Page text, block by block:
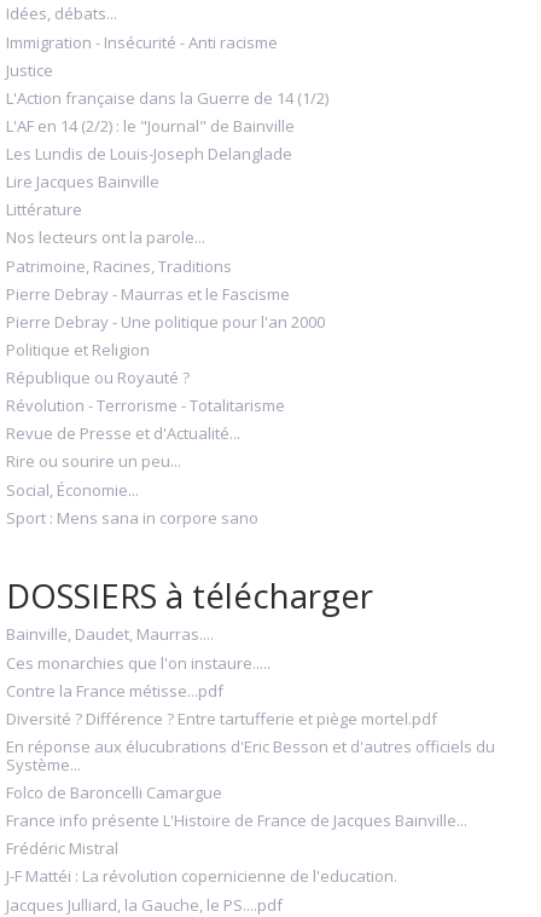
Idées, débats...
Immigration - Insécurité - Anti racisme
Justice
L'Action française dans la Guerre de 14 (1/2)
L'AF en 14 (2/2) : le "Journal" de Bainville
Les Lundis de Louis-Joseph Delanglade
Lire Jacques Bainville
Littérature
Nos lecteurs ont la parole...
Patrimoine, Racines, Traditions
Pierre Debray - Maurras et le Fascisme
Pierre Debray - Une politique pour l'an 2000
Politique et Religion
République ou Royauté ?
Révolution - Terrorisme - Totalitarisme
Revue de Presse et d'Actualité...
Rire ou sourire un peu...
Social, Économie...
Sport : Mens sana in corpore sano
DOSSIERS à télécharger
Bainville, Daudet, Maurras....
Ces monarchies que l'on instaure.....
Contre la France métisse...pdf
Diversité ? Différence ? Entre tartufferie et piège mortel.pdf
En réponse aux élucubrations d'Eric Besson et d'autres officiels du
Système...
Folco de Baroncelli Camargue
France info présente L'Histoire de France de Jacques Bainville...
Frédéric Mistral
J-F Mattéi : La révolution copernicienne de l'education.
Jacques Julliard, la Gauche, le PS....pdf